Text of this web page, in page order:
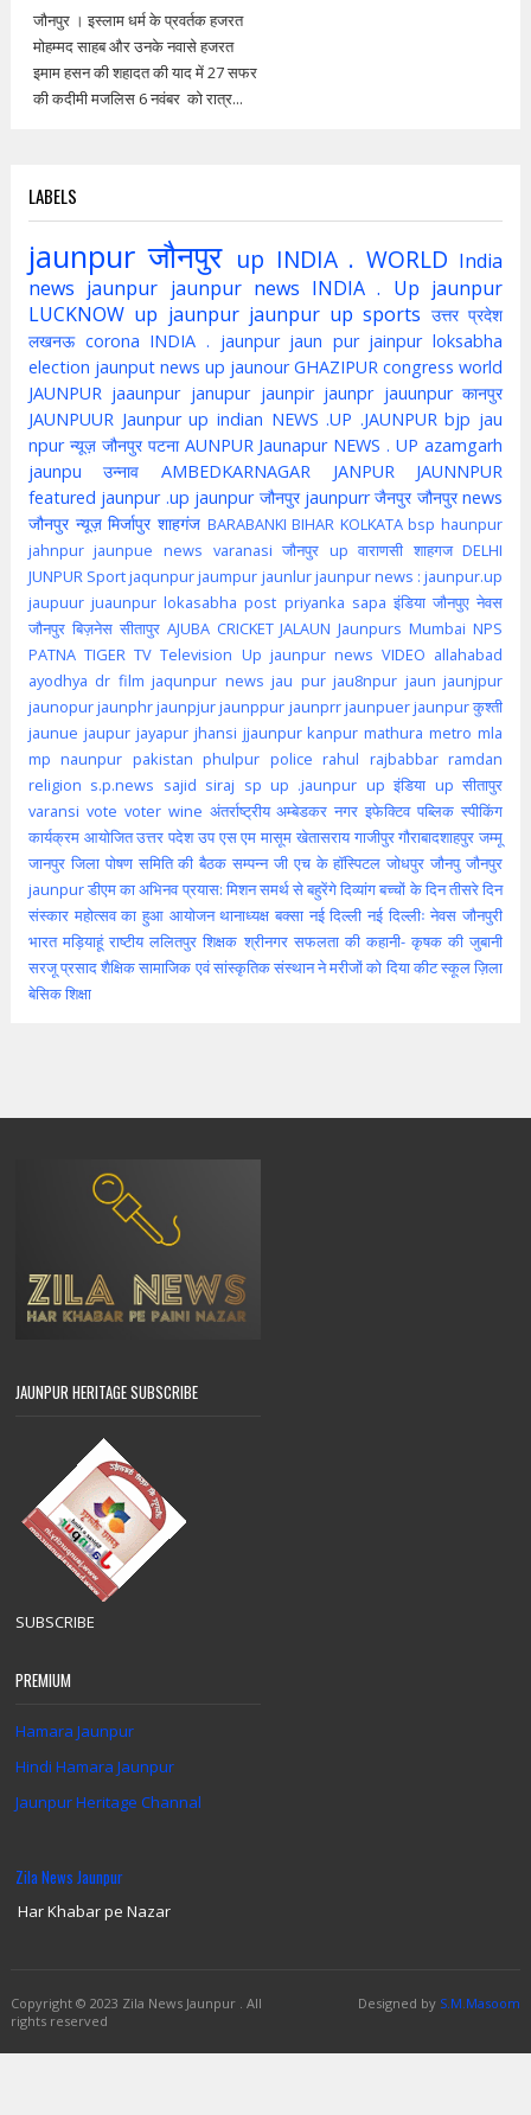
जौनपुर । इस्लाम धर्म के प्रवर्तक हजरत
मोहम्मद साहब और उनके नवासे हजरत
इमाम हसन की शहादत की याद में 27 सफर
की कदीमी मजलिस 6 नवंबर को रात्र...
LABELS
jaunpur जौनपुर up INDIA . WORLD India
news jaunpur jaunpur news INDIA . Up jaunpur
LUCKNOW up jaunpur jaunpur up sports उत्तर प्रदेश
लखनऊ corona INDIA . jaunpur jaun pur jainpur loksabha
election jaunput news up jaunour GHAZIPUR congress world
JAUNPUR jaaunpur janupur jaunpir jaunpr jauunpur कानपुर
JAUNPUUR Jaunpur up indian NEWS .UP .JAUNPUR bjp jau
npur न्यूज़ जौनपुर पटना AUNPUR Jaunapur NEWS . UP azamgarh
jaunpu
उन्नाव AMBEDKARNAGAR JANPUR
JAUNNPUR
featured jaunpur .up jaunpur जौनपुर jaunpurr जैनपुर जौनपुर news
जौनपुर न्यूज़ मिर्जापुर शाहगंज BARABANKI BIHAR KOLKATA bsp haunpur
jahnpur jaunpue news varanasi जौनपुर up वाराणसी शाहगज DELHI
JUNPUR Sportjaqunpurjaumpur jaunlurjaunpur news : jaunpur.up
jaupuur juaunpur lokasabha post priyanka sapa इंडिया जौनपुए नेवस
जौनपुर बिज़नेस सीतापुर AJUBA CRICKET JALAUN Jaunpurs Mumbai NPS
PATNA TIGER TV Television Up jaunpur news VIDEO allahabad
ayodhya dr film jaqunpur news jau pur jau8npur jaun jaunjpur
jaunopurjaunphrjaunpjurjaunppur jaunprrjaunpuerjaunpur कुश्ती
jaunue jaupur jayapur jhansi jjaunpur kanpur mathura metro mla
mp naunpur pakistan phulpur police rahul rajbabbar ramdan
religion s.p.news sajid siraj sp up .jaunpur up इंडिया up सीतापुर
varansi vote voter wine अंतर्राष्ट्रीय अम्बेडकर नगर इफेक्टिव पब्लिक स्पीकिंग
कार्यक्रम आयोजित उत्तर पदेश उप एस एम मासूम खेतासराय गाजीपुर गौराबादशाहपुर जम्मू
जानपुर जिला पोषण समिति की बैठक सम्पन्न जी एच के हॉस्पिटल जोधपुर जौनपु जौनपुर
jaunpurडीएम का अभिनव प्रयास: मिशन समर्थ से बहुरेंगे दिव्यांग बच्चों के दिनतीसरे दिन
संस्कार महोत्सव का हुआ आयोजन थानाध्यक्ष बक्सा नई दिल्ली नई दिल्लीः नेवस जौनपुरी
भारत मड़ियाहूं राष्टीय ललितपुर शिक्षक श्रीनगर सफलता की कहानी- कृषक की जुबानी
सरजू प्रसाद शैक्षिकसामाजिक एवं सांस्कृतिक संस्थान ने मरीजों को दिया कीटस्कूलज़िला
बेसिक शिक्षा
JAUNPUR HERITAGE SUBSCRIBE
SUBSCRIBE
PREMIUM
Hamara Jaunpur
Hindi Hamara Jaunpur
Jaunpur Heritage Channal
Zila News Jaunpur
Har Khabar pe Nazar
Copyright© 2023 Zila News Jaunpur . All
rights reserved
Designed by S.M.Masoom